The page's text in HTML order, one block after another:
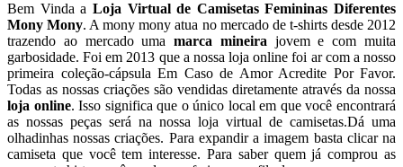
Bem Vinda a Loja Virtual de Camisetas Femininas Diferentes
Mony Mony. A mony mony atua no mercado de t-shirts desde 2012
trazendo ao mercado umamarca mineirajovem e com muita
garbosidade. Foi em 2013 que a nossa loja online foi ar com a nosso
primeira coleção-cápsula Em Caso de Amor Acredite Por Favor.
Todas as nossas criações são vendidas diretamente através da nossa
loja online. Isso significa que o único local em que você encontrará
as nossas peças será na nossa loja virtual de camisetas.Dá uma
olhadinhas nossas criações. Para expandir a imagem basta clicar na
camiseta que você tem interesse. Para saber quem já comprou as